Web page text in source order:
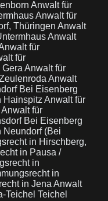
Anwalt für
Anwalt für
Thüringen Anwalt
Anwalt
für
für
Anwalt für
Anwalt
Bei Eisenberg
Hainspitz Anwalt für
Anwalt für
Bei Eisenberg
Neundorf (Bei
in Hirschberg,
in Pausa /
in
in
in Jena Anwalt
Teichel Teichel